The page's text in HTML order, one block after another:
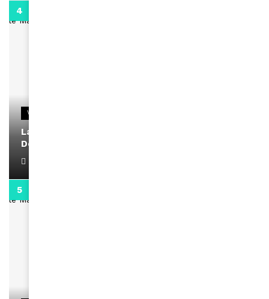
VIDEOS
La rubrique santé speciale coronavirus du
Docteur Makanda